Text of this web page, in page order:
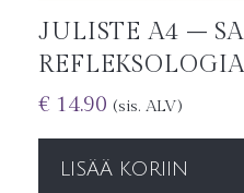
JULISTE A4 –
€ 14.90 (sis. ALV)
LISÄÄ KORIIN